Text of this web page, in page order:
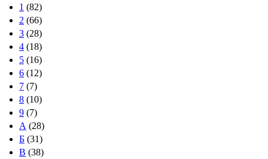
1 (82)
2 (66)
3 (28)
4 (18)
5 (16)
6 (12)
7 (7)
8 (10)
9 (7)
А (28)
Б (31)
В (38)